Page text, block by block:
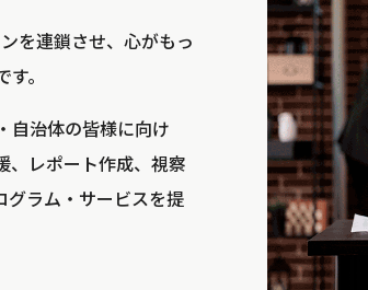
を連鎖させ、心がもっ
。
自治体の皆様に向け
、レポート作成、視察
グラム・サービスを提